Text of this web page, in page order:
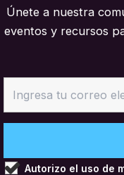
Únete a nuestra
eventos y recursos
Autorizo el uso de